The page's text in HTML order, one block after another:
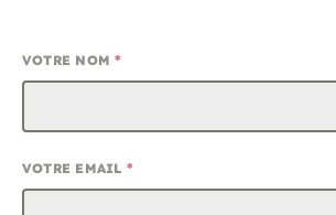
VOTRE NOM*
VOTRE EMAIL *